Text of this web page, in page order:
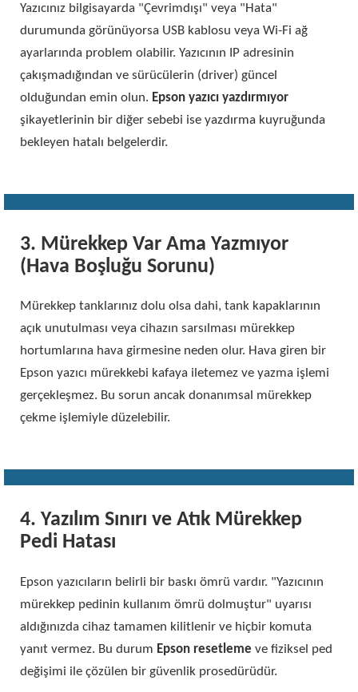
Yazıcınız bilgisayarda "Çevrimdışı" veya "Hata"
durumunda görünüyorsa USB kablosu veya Wi-Fi ağ
ayarlarında problem olabilir. Yazıcının IP adresinin
çakışmadığından ve sürücülerin (driver) güncel
olduğundan emin olun. Epson yazıcı yazdırmıyor
şikayetlerinin bir diğer sebebi ise yazdırma kuyruğunda
bekleyen hatalı belgelerdir.
3. Mürekkep Var Ama Yazmıyor
(Hava Boşluğu Sorunu)
Mürekkep tanklarınız dolu olsa dahi, tank kapaklarının
açık unutulması veya cihazın sarsılması mürekkep
hortumlarına hava girmesine neden olur. Hava giren bir
Epson yazıcı mürekkebi kafaya iletemez ve yazma işlemi
gerçekleşmez. Bu sorun ancak donanımsal mürekkep
çekme işlemiyle düzelebilir.
4. Yazılım Sınırı ve Atık Mürekkep
Pedi Hatası
Epson yazıcıların belirli bir baskı ömrü vardır. "Yazıcının
mürekkep pedinin kullanım ömrü dolmuştur" uyarısı
aldığınızda cihaz tamamen kilitlenir ve hiçbir komuta
yanıt vermez. Bu durum Epson resetleme ve fiziksel ped
değişimi ile çözülen bir güvenlik prosedürüdür.